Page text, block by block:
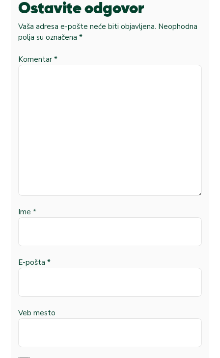
Ostavite odgovor
Vaša adresa e-pošte neće biti objavljena. Neophodna
polja su označena *
Komentar *
Ime *
E-pošta *
Veb mesto